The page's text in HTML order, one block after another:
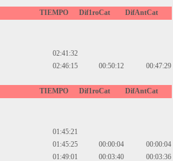
TIEMPO Dif1roCat DifAntCat
02:41:32
02:46:15 00:50:12 00:47:29
TIEMPO Dif1roCat DifAntCat
01:45:21
01:45:25 00:00:04
00:00:04
01:49:01 00:03:40
00:03:36